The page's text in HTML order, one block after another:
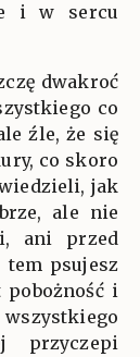
i w sercu
dwakroć
co
źle, że się
co skoro
jak
ale nie
ani przed
tem psujesz
pobożność i
przyczepi